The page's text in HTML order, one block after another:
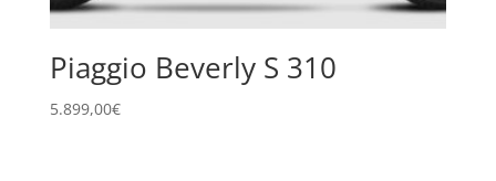
Piaggio Beverly S 310
5.899,00€